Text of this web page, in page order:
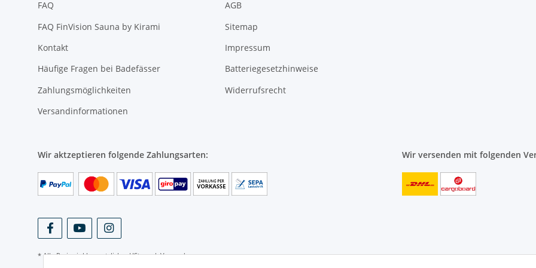
FAQ
FAQ FinVision Sauna by Kirami
Kontakt
Häufige Fragen bei Badefässer
Zahlungsmöglichkeiten
Versandinformationen
AGB
Sitemap
Impressum
Batteriegesetzhinweise
Widerrufsrecht
Wir aktzeptieren folgende Zahlungsarten: Wir versenden mit folgenden
* Alle Preise inkl. gesetzlicher USt., zzgl.Versand